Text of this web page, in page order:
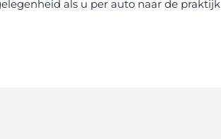
als u per auto naar de praktijk